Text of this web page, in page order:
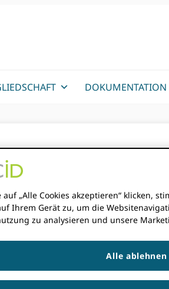
DOKUMENTATION
BibTeX-
in diesem Beitrag enthaltenen
auf „Alle Cookies akzeptieren“ klicken,
Ihrem Gerät zu, um die
zu analysieren und unsere
Alle ablehnen